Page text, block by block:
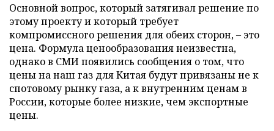
Основной вопрос, который затягивал решение по
этому проекту и который требует
компромиссного решения для обеих сторон, – это
цена. Формула ценообразования неизвестна,
однако в СМИ появились сообщения о том, что
цены на наш газ для Китая будут привязаны не к
спотовому рынку газа, а к внутренним ценам в
России, которые более низкие, чем экспортные
цены.